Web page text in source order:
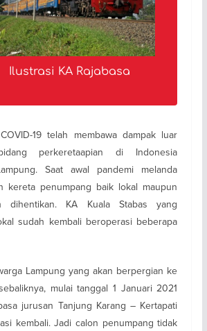
Ilustrasi KA Rajabasa
19 telah membawa dampak luar
perkeretaapian di Indonesia
Saat awal pandemi melanda
kereta penumpang baik lokal maupun
dihentikan. KA Kuala Stabas yang
sudah kembali beroperasi beberapa
Lampung yang akan berpergian ke
mulai tanggal 1 Januari 2021
jurusan Tanjung Karang – Kertapati
kembali. Jadi calon penumpang tidak